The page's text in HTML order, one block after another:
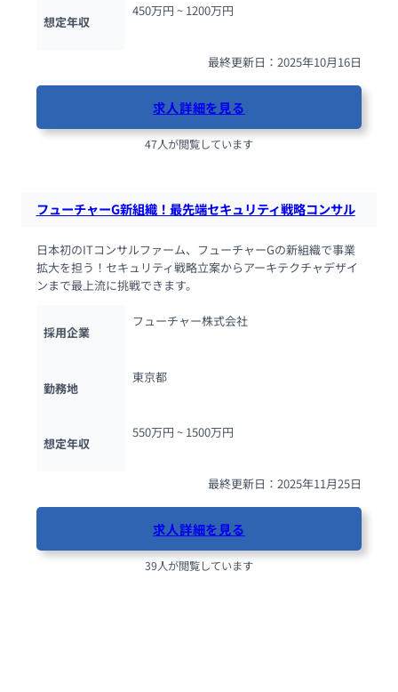
想定年収
450万円 ~ 1200万円
最終更新日：2025年10月16日
求人詳細を見る
47人が閲覧しています
フューチャーG新組織！最先端セキュリティ戦略コンサル
日本初のITコンサルファーム、フューチャーGの新組織で事業
拡大を担う！セキュリティ戦略立案からアーキテクチャデザイ
ンまで最上流に挑戦できます。
採用企業
フューチャー株式会社
勤務地
東京都
想定年収
550万円 ~ 1500万円
最終更新日：2025年11月25日
求人詳細を見る
39人が閲覧しています